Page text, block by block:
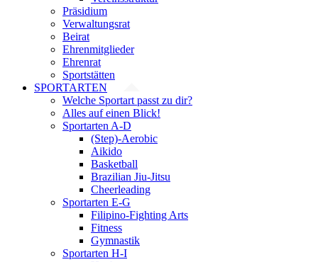
Präsidium
Verwaltungsrat
Beirat
Ehrenmitglieder
Ehrenrat
Sportstätten
SPORTARTEN
Welche Sportart passt zu dir?
Alles auf einen Blick!
Sportarten A-D
(Step)-Aerobic
Aikido
Basketball
Brazilian Jiu-Jitsu
Cheerleading
Sportarten E-G
Filipino-Fighting Arts
Fitness
Gymnastik
Sportarten H-I